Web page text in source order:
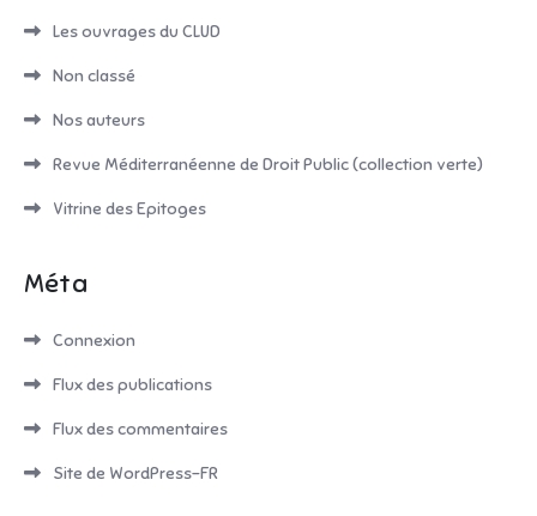
Les ouvrages du CLUD
Non classé
Nos auteurs
Revue Méditerranéenne de Droit Public (collection verte)
Vitrine des Epitoges
Méta
Connexion
Flux des publications
Flux des commentaires
Site de WordPress-FR